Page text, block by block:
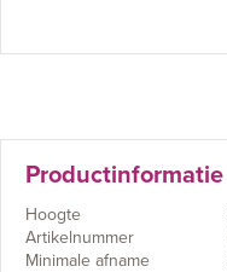
Productinformatie
Hoogte
Artikelnummer
Minimale afname